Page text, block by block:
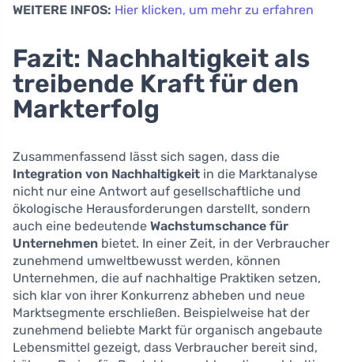
WEITERE INFOS: Hier klicken, um mehr zu erfahren
Fazit: Nachhaltigkeit als
treibende Kraft für den
Markterfolg
Zusammenfassend lässt sich sagen, dass die
Integration von Nachhaltigkeit in die Marktanalyse
nicht nur eine Antwort auf gesellschaftliche und
ökologische Herausforderungen darstellt, sondern
auch eine bedeutende Wachstumschance für
Unternehmen bietet. In einer Zeit, in der Verbraucher
zunehmend umweltbewusst werden, können
Unternehmen, die auf nachhaltige Praktiken setzen,
sich klar von ihrer Konkurrenz abheben und neue
Marktsegmente erschließen. Beispielweise hat der
zunehmend beliebte Markt für organisch angebaute
Lebensmittel gezeigt, dass Verbraucher bereit sind,